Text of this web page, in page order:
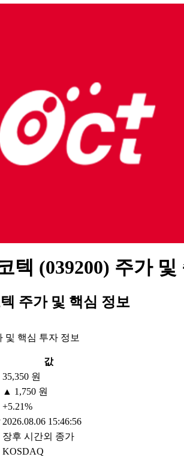
텍 (039200) 주가 및
주가 및 핵심 정보
및 핵심 투자 정보
값
35,350 원
▲ 1,750 원
+5.21%
2026.08.06 15:46:56
장후 시간외 종가
KOSDAQ